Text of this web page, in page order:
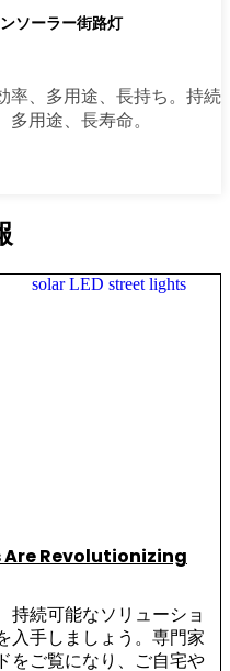
ソーラー街路灯
率、多用途、長持ち。持続
用途、長寿命。
Are Revolutionizing
持続可能なソリューショ
入手しましょう。専門家
をご覧になり、ご自宅や